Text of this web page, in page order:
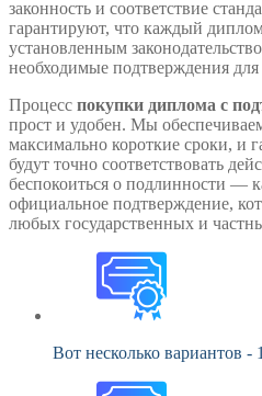
законность и соответствие
гарантируют, что каждый диплом
установленным
необходимые подтверждения для
Процесс покупки диплома с
прост и удобен. Мы
максимально короткие сроки, и
будут точно соответствовать
беспокоиться о подлинности —
официальное подтверждение,
любых государственных и
Вот несколько вариантов